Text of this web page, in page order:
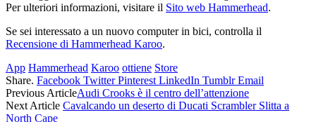
Per ulteriori informazioni, visitare il Sito web Hammerhead.
Se sei interessato a un nuovo computer in bici, controlla il
Recensione di Hammerhead Karoo.
App Hammerhead Karoo ottiene Store
Share. Facebook Twitter Pinterest LinkedIn Tumblr Email
Previous ArticleAudi Crooks è il centro dell’attenzione
Next Article Cavalcando un deserto di Ducati Scrambler Slitta a
North Cape